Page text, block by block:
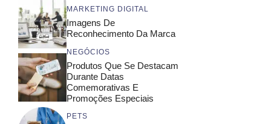
MARKETING DIGITAL
Imagens De
Reconhecimento Da Marca
NEGÓCIOS
Produtos Que Se Destacam
Durante Datas
Comemorativas E
Promoções Especiais
PETS